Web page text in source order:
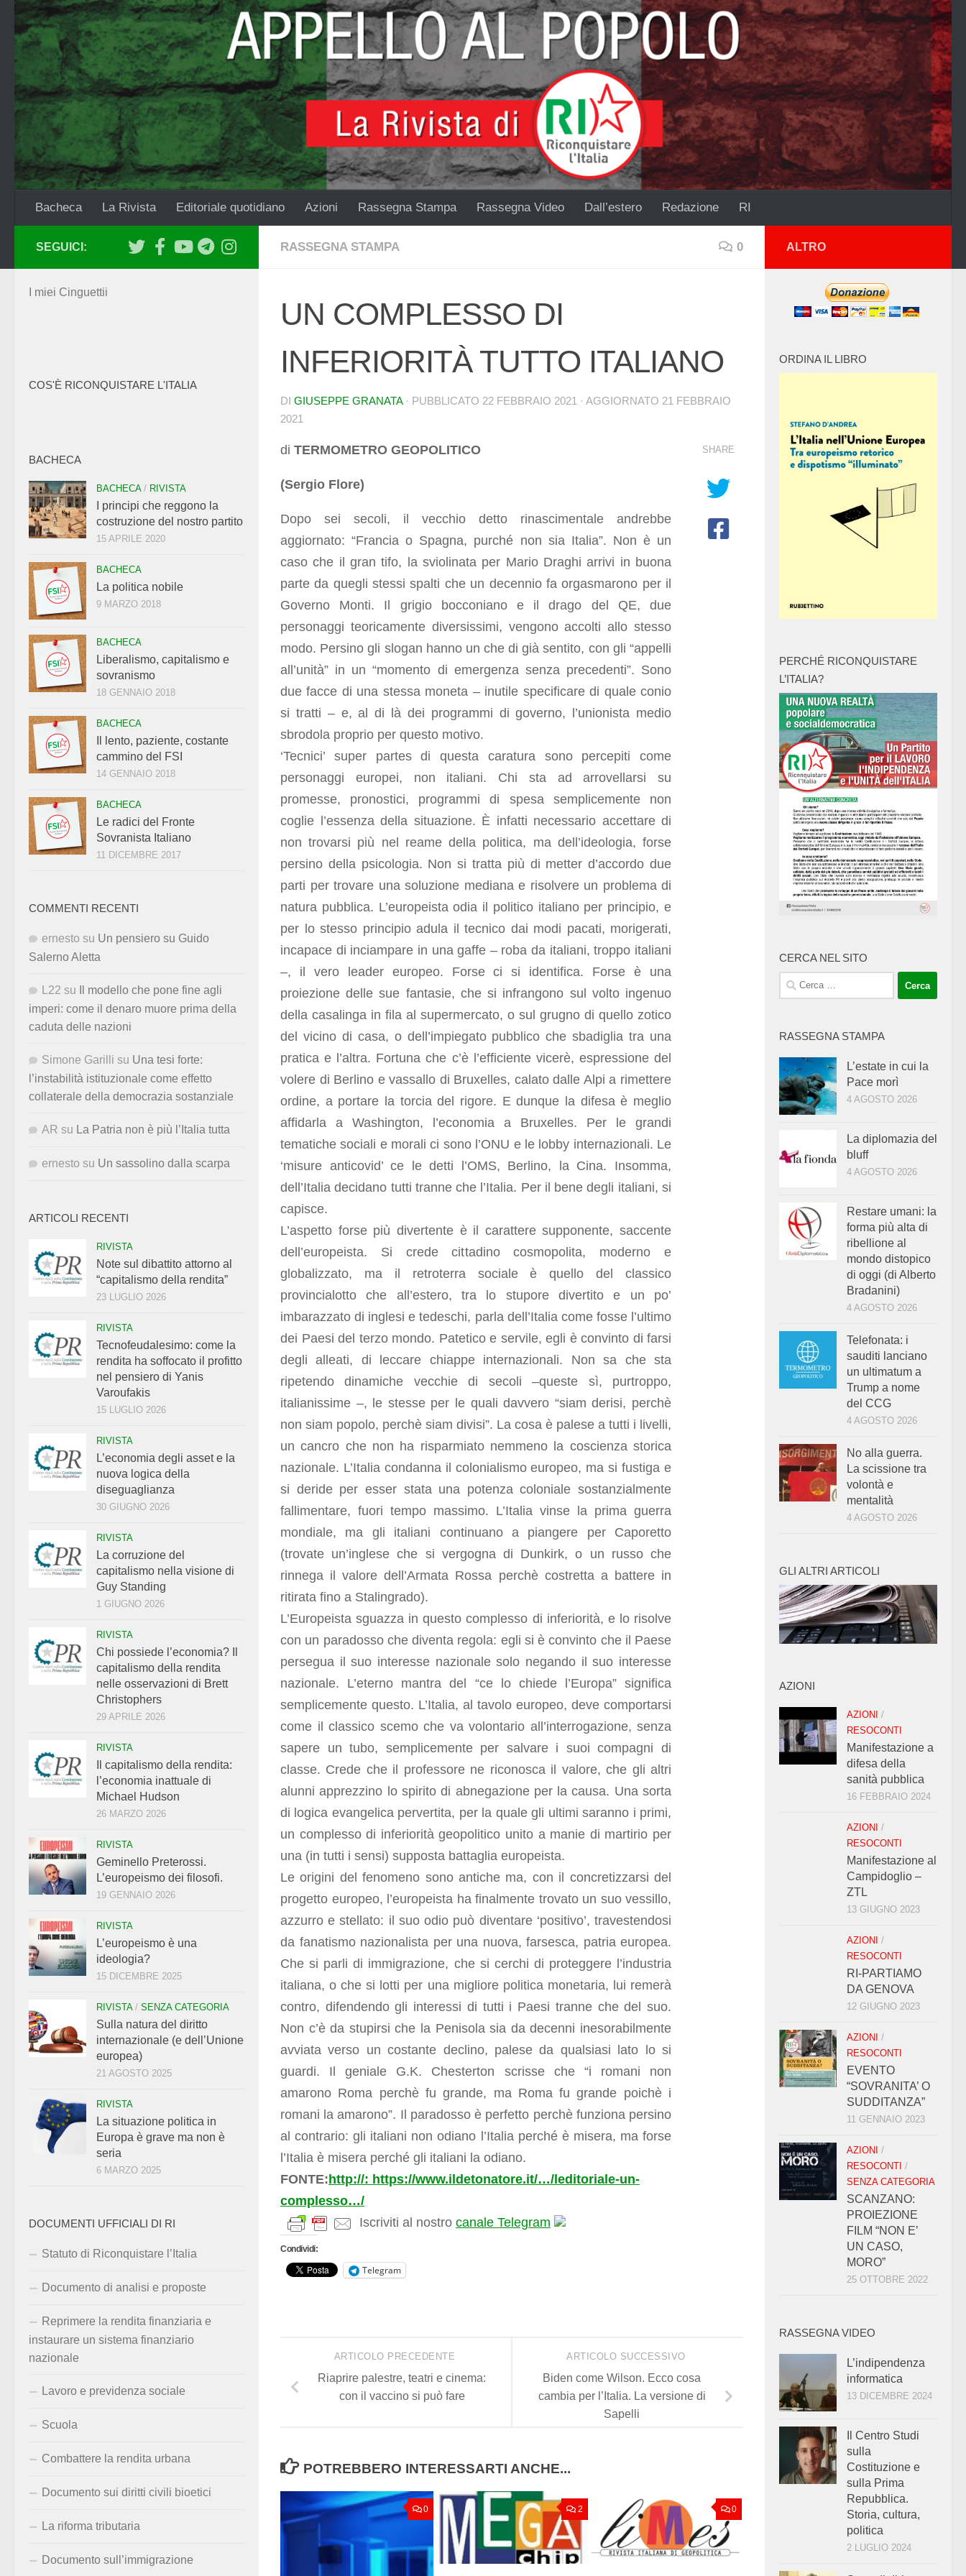
Salta al contenuto
Bacheca La Rivista Editoriale quotidiano Azioni Rassegna Stampa Rassegna Video Dall’estero Redazione RI
RASSEGNA STAMPA 0
UN COMPLESSO DI
INFERIORITÀ TUTTO ITALIANO
DI GIUSEPPE GRANATA · PUBBLICATO 22 FEBBRAIO 2021 · AGGIORNATO 21 FEBBRAIO
2021
di TERMOMETRO GEOPOLITICO
(Sergio Flore)
Dopo sei secoli, il vecchio detto rinascimentale andrebbe
aggiornato: “Francia o Spagna, purché non sia Italia”. Non è un
caso che il gran tifo, la sviolinata per Mario Draghi arrivi in buona
parte da quegli stessi spalti che un decennio fa orgasmarono per il
Governo Monti. Il grigio bocconiano e il drago del QE, due
personaggi teoricamente diversissimi, vengono accolti allo stesso
modo. Persino gli slogan hanno un che di già sentito, con gli “appelli
all’unità” in un “momento di emergenza senza precedenti”. Sono
due facce di una stessa moneta – inutile specificare di quale conio
si tratti – e, al di là dei programmi di governo, l’unionista medio
sbrodola proprio per questo motivo.
‘Tecnici’ super partes di questa caratura sono percepiti come
personaggi europei, non italiani. Chi sta ad arrovellarsi su
promesse, pronostici, programmi di spesa semplicemente non
coglie l’essenza della situazione. È infatti necessario accettare di
non trovarsi più nel reame della politica, ma dell’ideologia, forse
persino della psicologia. Non si tratta più di metter d’accordo due
parti per trovare una soluzione mediana e risolvere un problema di
natura pubblica. L’europeista odia il politico italiano per principio, e
per lo stesso principio adula il tecnico dai modi pacati, morigerati,
incapace di inciampare in una gaffe – roba da italiani, troppo italiani
–, il vero leader europeo. Forse ci si identifica. Forse è una
proiezione delle sue fantasie, che si infrangono sul volto ingenuo
della casalinga in fila al supermercato, o sul grugno di quello zotico
del vicino di casa, o dell’impiegato pubblico che sbadiglia tra una
pratica e l’altra. Fortuna che c’è l’efficiente vicerè, espressione del
volere di Berlino e vassallo di Bruxelles, calato dalle Alpi a rimettere
ordine, a portare la torcia del rigore. E dunque la difesa è meglio
affidarla a Washington, l’economia a Bruxelles. Per le grandi
tematiche sociali e morali ci sono l’ONU e le lobby internazionali. Le
‘misure anticovid’ ce le detti l’OMS, Berlino, la Cina. Insomma,
dell’Italia decidano tutti tranne che l’Italia. Per il bene degli italiani, si
capisce.
L’aspetto forse più divertente è il carattere supponente, saccente
dell’europeista. Si crede cittadino cosmopolita, moderno e
globalizzato, ma il retroterra sociale è quello del classico
provincialotto che all’estero, tra lo stupore divertito e un po’
imbarazzato di inglesi e tedeschi, parla dell’Italia come fosse l’ultimo
dei Paesi del terzo mondo. Patetico e servile, egli è convinto di farsi
degli alleati, di leccare chiappe internazionali. Non sa che sta
ripetendo dinamiche vecchie di secoli –queste sì, purtroppo,
italianissime –, le stesse per le quali davvero “siam derisi, perchè
non siam popolo, perchè siam divisi”. La cosa è palese a tutti i livelli,
un cancro che non ha risparmiato nemmeno la coscienza storica
nazionale. L’Italia condanna il colonialismo europeo, ma si fustiga e
si deride per esser stata una potenza coloniale sostanzialmente
fallimentare, fuori tempo massimo. L’Italia vinse la prima guerra
mondiale, ma gli italiani continuano a piangere per Caporetto
(trovate un’inglese che si vergogna di Dunkirk, o un russo che
rinnega il valore dell’Armata Rossa perchè costretta a battere in
ritirata fino a Stalingrado).
L’Europeista sguazza in questo complesso di inferiorità, e lo risolve
con un paradosso che diventa regola: egli si è convinto che il Paese
persegua il suo interesse nazionale solo negando il suo interesse
nazionale. L’eterno mantra del “ce lo chiede l’Europa” significa
semplicemente questo. L’Italia, al tavolo europeo, deve comportarsi
come il classico scemo che va volontario all’interrogazione, senza
sapere un tubo, semplicemente per salvare i suoi compagni di
classe. Crede che il professore ne riconosca il valore, che gli altri
alunni apprezzino lo spirito di abnegazione per la causa. Una sorta
di logica evangelica pervertita, per la quale gli ultimi saranno i primi,
un complesso di inferiorità geopolitico unito a manie di martirio per
una (in tutti i sensi) supposta battaglia europeista.
Le origini del fenomeno sono antiche ma, con il concretizzarsi del
progetto europeo, l’europeista ha finalmente trovato un suo vessillo,
azzurro e stellato: il suo odio può diventare ‘positivo’, travestendosi
da fanatismo nazionalista per una nuova, farsesca, patria europea.
Che si parli di immigrazione, che si cerchi di proteggere l’industria
italiana, o che si lotti per una migliore politica monetaria, lui remerà
contro, difendendo gli interessi di tutti i Paesi tranne che del suo.
Non c’è da stupirsi che la Penisola sia da decenni inesorabilmente
avviata verso un costante declino, palese da qualsiasi lato lo si
guardi. Il geniale G.K. Chesterton scrisse che “i romani non
amarono Roma perchè fu grande, ma Roma fu grande poichè i
romani la amarono”. Il paradosso è perfetto perchè funziona persino
al contrario: gli italiani non odiano l’Italia perché è misera, ma forse
l’Italia è misera perché gli italiani la odiano.
FONTE: http://: https://www.ildetonatore.it/…/leditoriale-un-
complesso…/
Iscriviti al nostro canale Telegram
Condividi:
Telegram
SHARE
ARTICOLO SUCCESSIVO
Biden come Wilson. Ecco cosa
cambia per l’Italia. La versione di
Sapelli
ARTICOLO PRECEDENTE
Riaprire palestre, teatri e cinema:
con il vaccino si può fare
POTREBBERO INTERESSARTI ANCHE...
0 2 0
SEGUICI:
I miei Cinguettii
COS'È RICONQUISTARE L'ITALIA
BACHECA
BACHECA/ RIVISTA
I principi che reggono la
costruzione del nostro partito
15 APRILE 2020
BACHECA
La politica nobile
9 MARZO 2018
BACHECA
Liberalismo, capitalismo e
sovranismo
18 GENNAIO 2018
BACHECA
Il lento, paziente, costante
cammino del FSI
14 GENNAIO 2018
BACHECA
Le radici del Fronte
Sovranista Italiano
11 DICEMBRE 2017
COMMENTI RECENTI
ernesto su Un pensiero su Guido
Salerno Aletta
L22 su
Il modello che pone fine agli
imperi: come il denaro muore prima della
caduta delle nazioni
Simone Garilli su Una tesi forte:
l’instabilità istituzionale come effetto
collaterale della democrazia sostanziale
AR su La Patria non è più l’Italia tutta
ernesto su Un sassolino dalla scarpa
ARTICOLI RECENTI
RIVISTA
Note sul dibattito attorno al
“capitalismo della rendita”
23 LUGLIO 2026
RIVISTA
Tecnofeudalesimo: come la
rendita ha soffocato il profitto
nel pensiero di Yanis
Varoufakis
15 LUGLIO 2026
RIVISTA
L’economia degli asset e la
nuova logica della
diseguaglianza
30 GIUGNO 2026
RIVISTA
La corruzione del
capitalismo nella visione di
Guy Standing
1 GIUGNO 2026
RIVISTA
Chi possiede l’economia? Il
capitalismo della rendita
nelle osservazioni di Brett
Christophers
29 APRILE 2026
RIVISTA
Il capitalismo della rendita:
l’economia inattuale di
Michael Hudson
26 MARZO 2026
RIVISTA
Geminello Preterossi.
L’europeismo dei filosofi.
19 GENNAIO 2026
RIVISTA
L’europeismo è una
ideologia?
15 DICEMBRE 2025
RIVISTA/ SENZA CATEGORIA
Sulla natura del diritto
internazionale (e dell’Unione
europea)
21 AGOSTO 2025
RIVISTA
La situazione politica in
Europa è grave ma non è
seria
6 MARZO 2025
DOCUMENTI UFFICIALI DI RI
Statuto di Riconquistare l’Italia
Documento di analisi e proposte
Reprimere la rendita finanziaria e
instaurare un sistema finanziario
nazionale
Lavoro e previdenza sociale
Scuola
Combattere la rendita urbana
Documento sui diritti civili bioetici
La riforma tributaria
Documento sull’immigrazione
ALTRO
ORDINA IL LIBRO
PERCHÉ RICONQUISTARE
L’ITALIA?
CERCA NEL SITO
Ricerca
per:
RASSEGNA STAMPA
L’estate in cui la
Pace morì
4 AGOSTO 2026
La diplomazia del
bluff
4 AGOSTO 2026
Restare umani: la
forma più alta di
ribellione al
mondo distopico
di oggi (di Alberto
Bradanini)
4 AGOSTO 2026
Telefonata: i
sauditi lanciano
un ultimatum a
Trump a nome
del CCG
4 AGOSTO 2026
No alla guerra.
La scissione tra
volontà e
mentalità
4 AGOSTO 2026
GLI ALTRI ARTICOLI
AZIONI
AZIONI /
RESOCONTI
Manifestazione a
difesa della
sanità pubblica
16 FEBBRAIO 2024
AZIONI /
RESOCONTI
Manifestazione al
Campidoglio –
ZTL
13 GIUGNO 2023
AZIONI /
RESOCONTI
RI-PARTIAMO
DA GENOVA
12 GIUGNO 2023
AZIONI /
RESOCONTI
EVENTO
“SOVRANITA’ O
SUDDITANZA”
11 GENNAIO 2023
AZIONI /
RESOCONTI /
SENZA CATEGORIA
SCANZANO:
PROIEZIONE
FILM “NON E’
UN CASO,
MORO”
25 OTTOBRE 2022
RASSEGNA VIDEO
L’indipendenza
informatica
13 DICEMBRE 2024
Il Centro Studi
sulla
Costituzione e
sulla Prima
Repubblica.
Storia, cultura,
politica
2 LUGLIO 2024